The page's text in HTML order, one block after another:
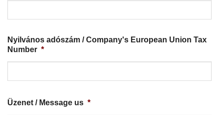
Nyilvános adószám / Company's European Union Tax
Number *
Üzenet / Message us *